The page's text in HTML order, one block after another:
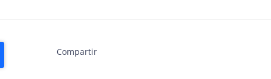
Compartir